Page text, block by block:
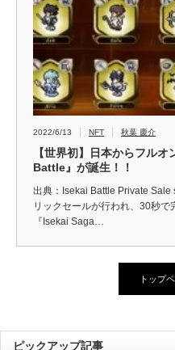
2022/6/13 NFT 秋葉 慶介
【世界初】日本からフル
Battle』が誕生！！
出典：Isekai Battle Private
リックセールが行われ、30秒
『Isekai Saga…
トップ
ピックアップ記事